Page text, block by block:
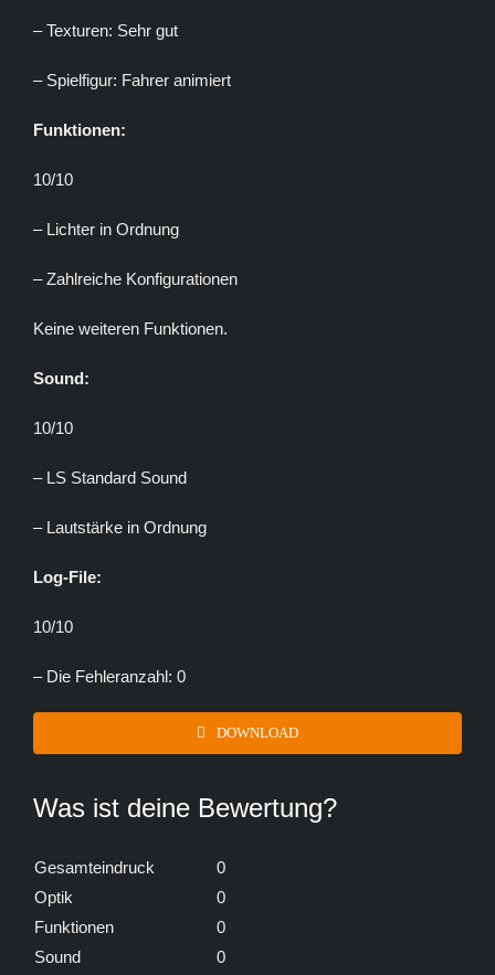
– Texturen: Sehr gut
– Spielfigur: Fahrer animiert
Funktionen:
10/10
– Lichter in Ordnung
– Zahlreiche Konfigurationen
Keine weiteren Funktionen.
Sound:
10/10
– LS Standard Sound
– Lautstärke in Ordnung
Log-File:
10/10
– Die Fehleranzahl: 0
DOWNLOAD
Was ist deine Bewertung?
Gesamteindruck
0
Optik
0
Funktionen
0
Sound
0